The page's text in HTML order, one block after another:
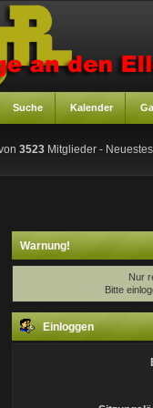
Suche Kalender
3523 Mitglieder -
Warnung!
Nur
Bitte
Einloggen